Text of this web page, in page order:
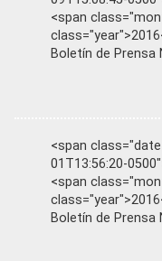
<span
Boletín de Prensa
<span
01T13:56:20-
<span
Boletín de Prensa